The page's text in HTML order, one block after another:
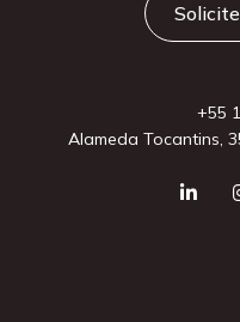
+55
Alameda Tocantins,